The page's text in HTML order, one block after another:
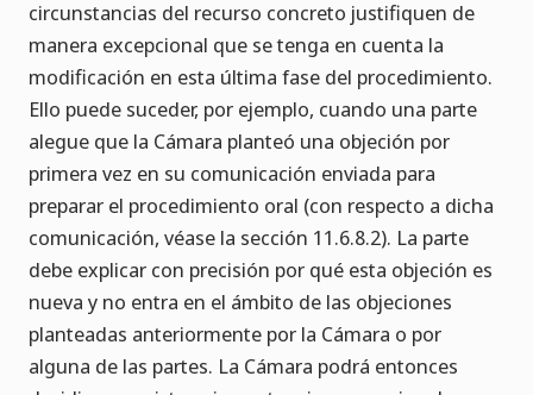
circunstancias del recurso concreto justifiquen de
manera excepcional que se tenga en cuenta la
modificación en esta última fase del procedimiento.
Ello puede suceder, por ejemplo, cuando una parte
alegue que la Cámara planteó una objeción por
primera vez en su comunicación enviada para
preparar el procedimiento oral (con respecto a dicha
comunicación, véase la sección 11.6.8.2). La parte
debe explicar con precisión por qué esta objeción es
nueva y no entra en el ámbito de las objeciones
planteadas anteriormente por la Cámara o por
alguna de las partes. La Cámara podrá entonces